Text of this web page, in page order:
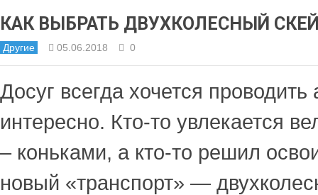
КАК ВЫБРАТЬ ДВУХКОЛЕСНЫЙ
Другие 05.06.2018 0
Досуг всегда хочется проводить
интересно. Кто-то увлекается
– коньками, а кто-то решил
новый «транспорт» —